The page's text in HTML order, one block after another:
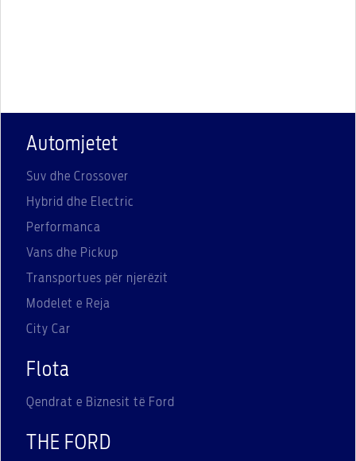
Automjetet
Suv dhe Crossover
Hybrid dhe Electric
Performanca
Vans dhe Pickup
Transportues për njerëzit
Modelet e Reja
City Car
Flota
Qendrat e Biznesit të Ford
THE FORD